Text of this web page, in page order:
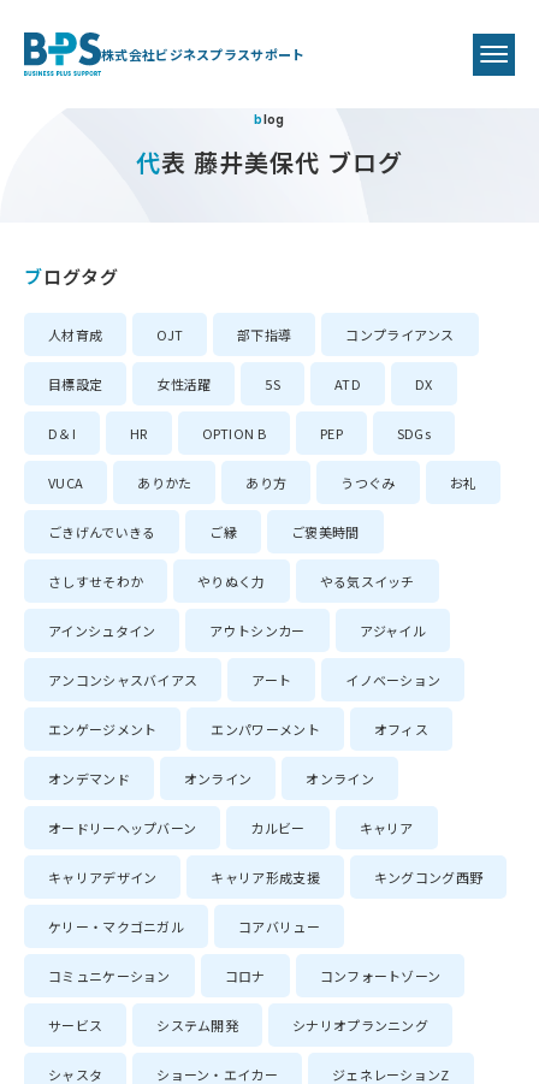
株式会社ビジネスプラスサポート
blog
代表 藤井美保代 ブログ
ブログタグ
人材育成 OJT 部下指導 コンプライアンス
目標設定 女性活躍 5S ATD DX
D＆I HR OPTION B PEP SDGs
VUCA ありかた あり方 うつぐみ お礼
ごきげんでいきる ご縁 ご褒美時間
さしすせそわか やりぬく力 やる気スイッチ
アインシュタイン アウトシンカー アジャイル
アンコンシャスバイアス アート イノベーション
エンゲージメント エンパワーメント オフィス
オンデマンド オンライン オンライン
オードリーヘップバーン カルビー キャリア
キャリアデザイン キャリア形成支援 キングコング西野
ケリー・マクゴニガル コアバリュー
コミュニケーション コロナ コンフォートゾーン
サービス システム開発 シナリオプランニング
シャスタ ショーン・エイカー ジェネレーションZ